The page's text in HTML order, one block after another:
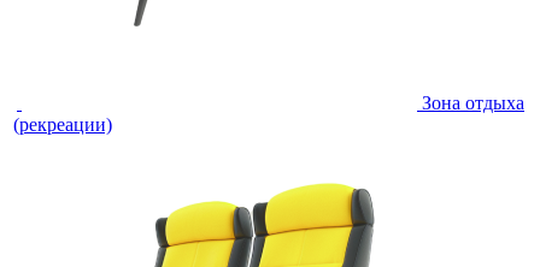
Зона отдыха
(рекреации)